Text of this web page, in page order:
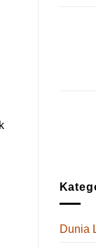
Dunia